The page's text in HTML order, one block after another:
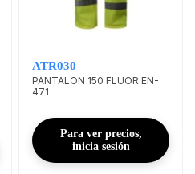
ATR030
PANTALON 150 FLUOR EN-
471
Para ver precios,
inicia sesión